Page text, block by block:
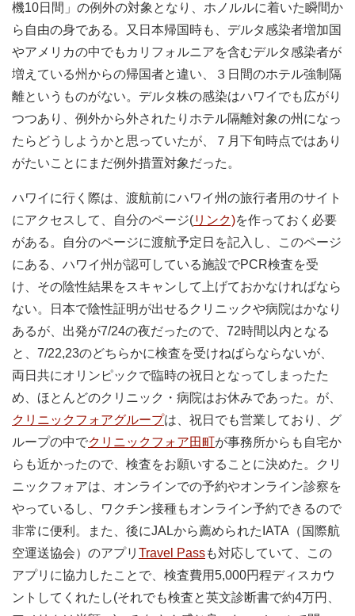
機10日間」の例外の対象となり、ホノルルに着いた瞬間か
ら自由の身である。又日本帰国時も、デルタ感染者増加国
やアメリカの中でもカリフォルニアを含むデルタ感染者が
増えている州からの帰国者と違い、３日間のホテル強制隔
離というものがない。デルタ株の感染はハワイでも広がり
つつあり、例外から外されたりホテル隔離対象の州になっ
たらどうしようかと思っていたが、７月下旬時点ではあり
がたいことにまだ例外措置対象だった。
ハワイに行く際は、渡航前にハワイ州の旅行者用のサイト
にアクセスして、自分のページ(リンク)を作っておく必要
がある。自分のページに渡航予定日を記入し、このページ
にある、ハワイ州が認可している施設でPCR検査を受
け、その陰性結果をスキャンして上げておかなければなら
ない。日本で陰性証明が出せるクリニックや病院はかなり
あるが、出発が7/24の夜だったので、72時間以内となる
と、7/22,23のどちらかに検査を受けねばらならないが、
両日共にオリンピックで臨時の祝日となってしまったた
め、ほとんどのクリニック・病院はお休みであった。が、
クリニックフォアグループは、祝日でも営業しており、グ
ループの中でクリニックフォア田町が事務所からも自宅か
らも近かったので、検査をお願いすることに決めた。クリ
ニックフォアは、オンラインでの予約やオンライン診察を
やっているし、ワクチン接種もオンライン予約できるので
非常に便利。また、後にJALから薦められたIATA（国際航
空運送協会）のアプリ Travel Passも対応していて、この
アプリに協力したことで、検査費用5,000円程ディスカウ
ントしてくれたし(それでも検査と英文診断書で約4万円、